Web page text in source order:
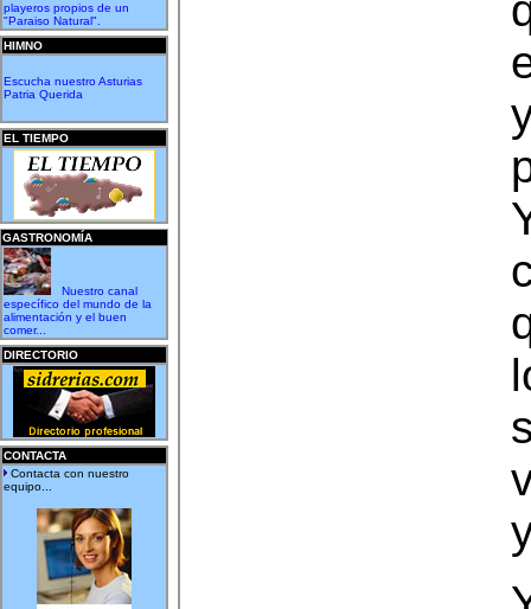
playeros propios de un
"Paraiso Natural".
HIMNO
Escucha nuestro Asturias
Patria Querida
EL TIEMPO
GASTRONOMÍA
Nuestro canal
específico del mundo de la
alimentación y el buen
comer...
DIRECTORIO
CONTACTA
Contacta con nuestro
equipo...